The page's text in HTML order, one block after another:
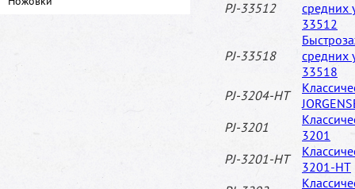
PJ-33512
средних
33512
PJ-33518
средних
33518
PJ-3204-HT
PJ-3201
3201
PJ-3201-HT
3201-HT